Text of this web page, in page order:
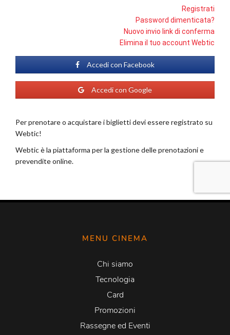
MENU CINEMA
Chi siamo
Tecnologia
Card
Promozioni
Rassegne ed Eventi